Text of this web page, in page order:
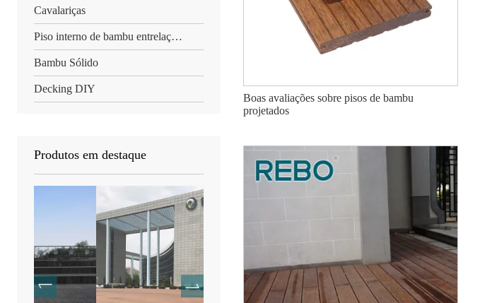
Cavalariças
Piso interno de bambu entrelaçado
Bambu Sólido
Decking DIY
Produtos em destaque
Boas avaliações sobre pisos de bambu
projetados